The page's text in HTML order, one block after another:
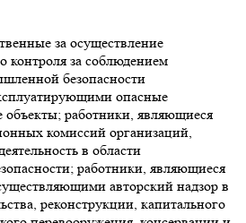
за осуществление
контроля за соблюдением
безопасности
опасные
объекты; работники, являющиеся
комиссий организаций,
в области
работники, являющиеся
авторский надзор в
реконструкции, капитального